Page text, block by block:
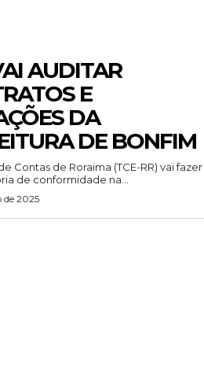
AUDITAR
E
DA
DE BONFIM
Contas de Roraima (TCE-RR) vai fazer
de conformidade na...
de 2025